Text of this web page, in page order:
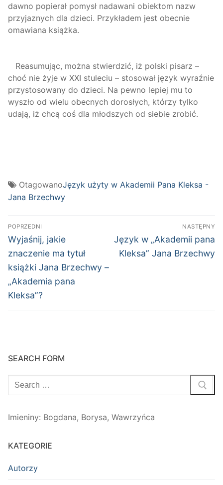
dawno popierał pomysł nadawani obiektom nazw
przyjaznych dla dzieci. Przykładem jest obecnie
omawiana książka.
Reasumując, można stwierdzić, iż polski pisarz –
choć nie żyje w XXI stuleciu – stosował język wyraźnie
przystosowany do dzieci. Na pewno lepiej mu to
wyszło od wielu obecnych dorosłych, którzy tylko
udają, iż chcą coś dla młodszych od siebie zrobić.
OtagowanoJęzyk użyty w Akademii Pana Kleksa -
Jana Brzechwy
Nawigacja
wpisu
POPRZEDNI
Poprzedni
wpis:
Wyjaśnij, jakie
znaczenie ma tytuł
książki Jana Brzechwy –
„Akademia pana
Kleksa”?
NASTĘPNY
Następny
wpis:
Język w „Akademii pana
Kleksa” Jana Brzechwy
SEARCH FORM
Szukaj:
Imieniny: Bogdana, Borysa, Wawrzyńca
KATEGORIE
Autorzy